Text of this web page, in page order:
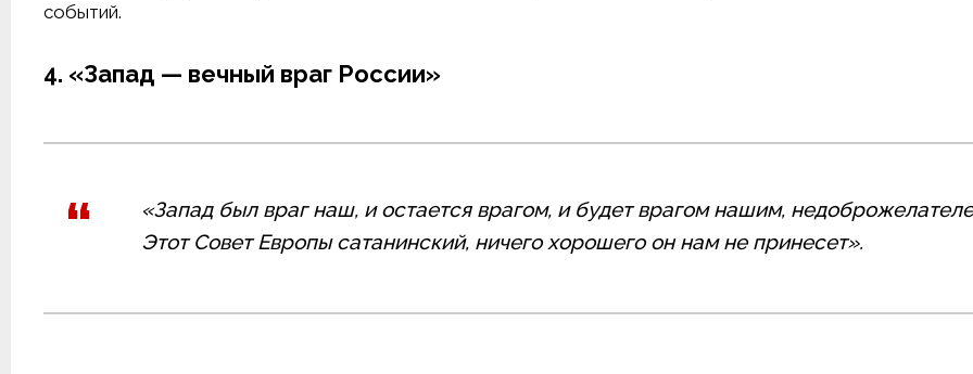
событий.
4. «Запад — вечный враг России»
«Запад был враг наш, и остается врагом, и будет врагом нашим,
Этот Совет Европы сатанинский, ничего хорошего он нам не принесет».